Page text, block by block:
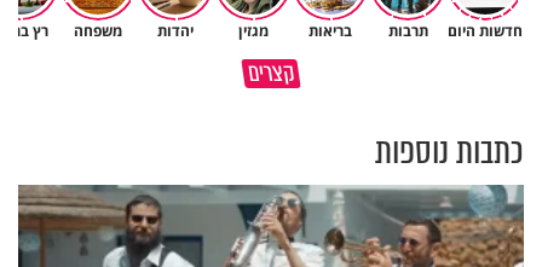
חדשות היום תרבות בריאות מגזין יהדות משפחה רץ
קצרים
הגעתי לגיל 108 בזכות הכיבוד
כתבות נוספות